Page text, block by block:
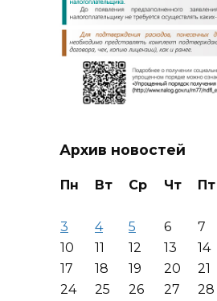
Архив новостей
Пн Вт Ср Чт Пт
3
4 5 6 7
10
11 12 13 14
17
18 19 20 21
24
25 26 27 28